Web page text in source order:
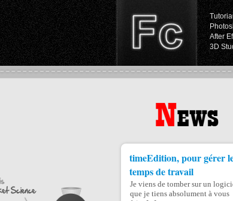
After
3D
timeEdition, pour gérer
temps de travail
Je viens de tomber sur un
que je tiens absolument à vous